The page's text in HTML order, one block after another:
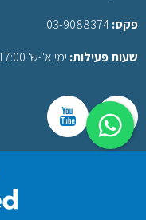
פקס:03-9088374
שעות פעילות: ימי א'-ש' 08:00-17:00